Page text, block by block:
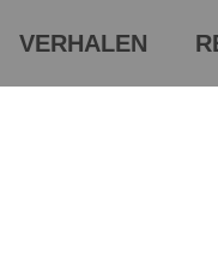
VERHALEN